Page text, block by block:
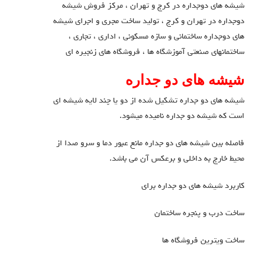
شیشه های دوجداره در کرج و تهران ، مرکز فروش شیشه
دوجداره در تهران و کرج ، تولید ساخت مجری و اجرای شیشه
های دوجداره ساختمانی و سازه مسکونی ، اداری ، تجاری ،
ساختمانهای صنعتی آموزشگاه ها ، فروشگاه های زنجیره ای
شیشه های دو جداره
شیشه های دو جداره تشکیل شده از دو یا چند لایه شیشه ای
است که شیشه دو جداره نامیده میشود.
فاصله بین شیشه های دو جداره مانع عبور دما و سرو صدا از
محیط خارج به داخلی و برعکس آن می باشد.
کاربرد شیشه های دو جداره برای
ساخت درب و پنجره ساختمان
ساخت ویترین فروشگاه ها